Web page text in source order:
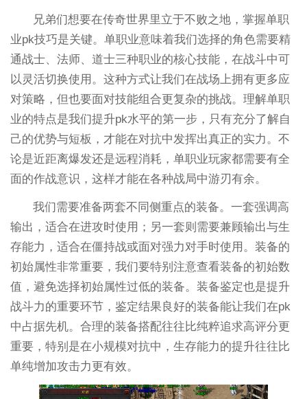
兄弟们想要在传奇世界里立于不败之地，掌握单职
业pk技巧是关键。单职业意味着我们选择的角色需要精
通战士、法师、道士三种职业的核心技能，在战斗中可
以灵活切换使用。这种方式让我们在战场上拥有更多应
对策略，但也要面对技能组合更复杂的挑战。理解单职
业的特点是我们提升pk水平的第一步，只有充分了解自
己的优势与短板，才能在对抗中发挥出真正的实力。不
论是近距离爆发还是远程消耗，单职业玩家都需要有全
面的作战意识，这样才能在各种战局中游刃有余。
我们需要准备两套不同侧重点的装备。一套强调高
输出，适合在进攻时使用；另一套则需要兼顾输出与生
存能力，适合在僵持战或面对强力对手时使用。装备的
初始属性非常重要，我们要特别注意查看装备的初始数
值，避免选择初始属性过低的装备。装备鉴定也是提升
战斗力的重要环节，鉴定结果良好的装备能让我们在pk
中占据先机。合理的装备搭配往往比纯粹追求高评分更
重要，特别是在小规模对抗中，生存能力的提升往往比
单纯增加攻击力更有效。